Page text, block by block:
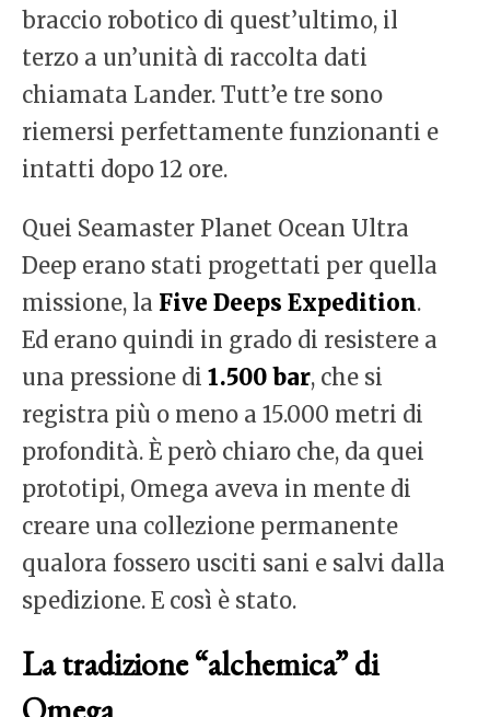
braccio robotico di quest’ultimo, il
terzo a un’unità di raccolta dati
chiamata Lander. Tutt’e tre sono
riemersi perfettamente funzionanti e
intatti dopo 12 ore.
Quei Seamaster Planet Ocean Ultra
Deep erano stati progettati per quella
missione, la Five Deeps Expedition.
Ed erano quindi in grado di resistere a
una pressione di 1.500 bar, che si
registra più o meno a 15.000 metri di
profondità. È però chiaro che, da quei
prototipi, Omega aveva in mente di
creare una collezione permanente
qualora fossero usciti sani e salvi dalla
spedizione. E così è stato.
La tradizione “alchemica” di